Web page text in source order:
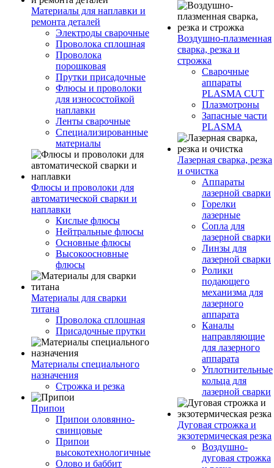
Материалы для наплавки и
ремонта деталей
Электроды сварочные
Проволока сплошная
Проволока
порошковая
Прутки присадочные
Флюсы и проволоки
для износостойкой
наплавки
Ленты сварочные
Специализированные
материалы
Флюсы и проволоки для
автоматической сварки и
наплавки
Кислые флюсы
Нейтральные флюсы
Основные флюсы
Высокоосновные
флюсы
Материалы для сварки
титана
Проволока сплошная
Присадочные прутки
Материалы специального
назначения
Строжка и резка
Припои
Припои оловянно-
свинцовые
Припои
высокотехнологичные
Олово и баббит
Воздушно-плазменная
сварка, резка и
строжка
Сварочные
аппараты
PLASMA CUT
Плазмотроны
Запасные части
PLASMA
Лазерная сварка, резка
и очистка
Аппараты
лазерной сварки
Горелки
лазерные
Сопла для
лазерной сварки
Линзы для
лазерной сварки
Ролики
подающего
механизма для
лазерного
аппарата
Каналы
направляющие
для лазерного
аппарата
Уплотнительные
кольца для
лазерной сварки
Дуговая строжка и
экзотермическая резка
Воздушно-
дуговая строжка